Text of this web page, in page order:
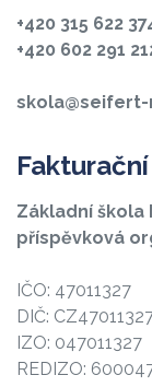
+420 315 622
+420 602 291
Základní škola
příspěvková
IČO: 47011327
DIČ:
IZO: 047011327
REDIZO: